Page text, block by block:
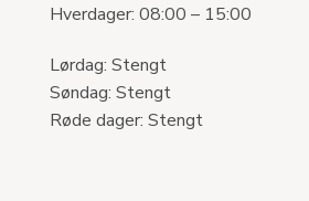
Hverdager: 08:00 – 15:00
Lørdag: Stengt
Søndag: Stengt
Røde dager: Stengt